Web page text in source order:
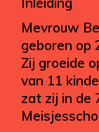
Mevrouw
geboren op
Zij groeide
van 11
zat zij in de